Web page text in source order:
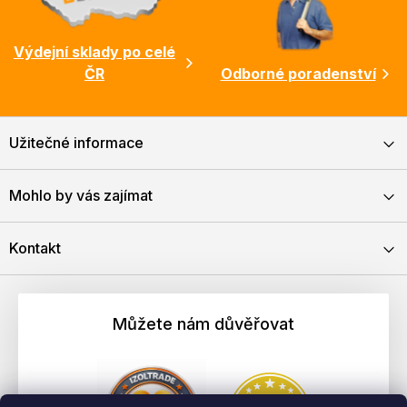
Výdejní sklady po celé
ČR
Odborné poradenství
Užitečné informace
Mohlo by vás zajímat
Kontakt
Můžete nám důvěřovat